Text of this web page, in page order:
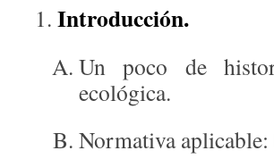
Introducción.
Un poco de
ecológica.
Normativa